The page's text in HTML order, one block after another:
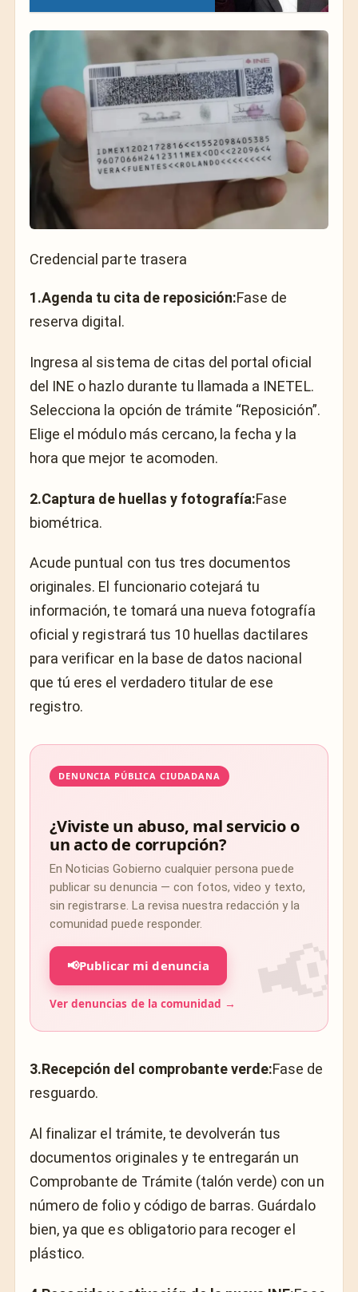
Credencial parte trasera
1.Agenda tu cita de reposición:Fase de
reserva digital.
Ingresa al sistema de citas del portal oficial
del INE o hazlo durante tu llamada a INETEL.
Selecciona la opción de trámite “Reposición”.
Elige el módulo más cercano, la fecha y la
hora que mejor te acomoden.
2.Captura de huellas y fotografía:Fase
biométrica.
Acude puntual con tus tres documentos
originales. El funcionario cotejará tu
información, te tomará una nueva fotografía
oficial y registrará tus 10 huellas dactilares
para verificar en la base de datos nacional
que tú eres el verdadero titular de ese
registro.
DENUNCIA PÚBLICA CIUDADANA
¿Viviste un abuso, mal servicio o
un acto de corrupción?
En Noticias Gobierno cualquier persona puede
publicar su denuncia — con fotos, video y texto,
sin registrarse. La revisa nuestra redacción y la
comunidad puede responder.
📢Publicar mi denuncia
Ver denuncias de la comunidad →
3.Recepción del comprobante verde:Fase de
resguardo.
Al finalizar el trámite, te devolverán tus
documentos originales y te entregarán un
Comprobante de Trámite (talón verde) con un
número de folio y código de barras. Guárdalo
bien, ya que es obligatorio para recoger el
plástico.